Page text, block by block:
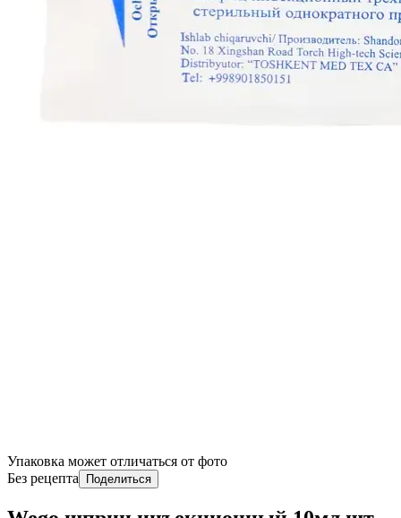
Упаковка может отличаться от фото
Без рецепта
Поделиться